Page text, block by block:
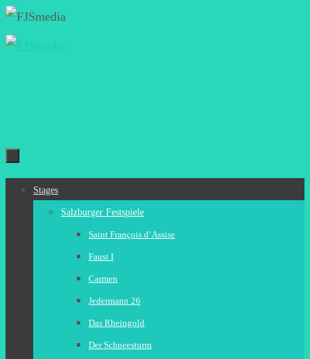
Zum
Inhalt
Zum
Stages
Salzburger Festspiele
Saint François d’Assise
Faust I
Carmen
Jedermann 26
Das Rheingold
Der Schneesturm